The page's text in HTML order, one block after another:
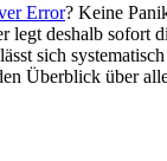
Error? Keine
deshalb
sich
Überblick über